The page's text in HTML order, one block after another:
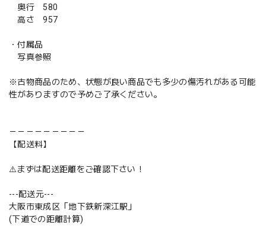
奥行 580
高さ 957
・付属品
写真参照
※古物商品のため、状態が良い商品でも多少の傷汚れがある可能
性がありますので予めご了承ください。
－－－－－－－－－
【配送料】
⚠️まずは配送距離をご確認下さい！
---配送元---
大阪市東成区「地下鉄新深江駅」
(下道での距離計算)